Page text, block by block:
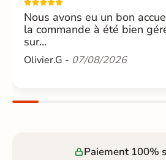
Nous avons eu un bon
la commande à été bien
sur...
Olivier.G - 07/08/2026
Paiement 100%